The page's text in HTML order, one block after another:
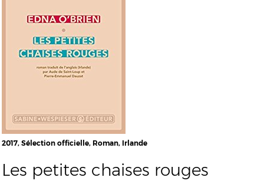
2017, Sélection officielle, Roman, Irlande
Les petites chaises rouges